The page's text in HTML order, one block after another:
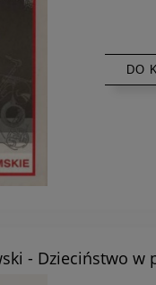
DO
- Dzieciństwo w